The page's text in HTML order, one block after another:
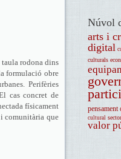
rodona dins
formulació obre
Perifèries
cas concret de
físicament
comunitària que
Núvol
arts i
digital
culturals
pensament
cultural
valor